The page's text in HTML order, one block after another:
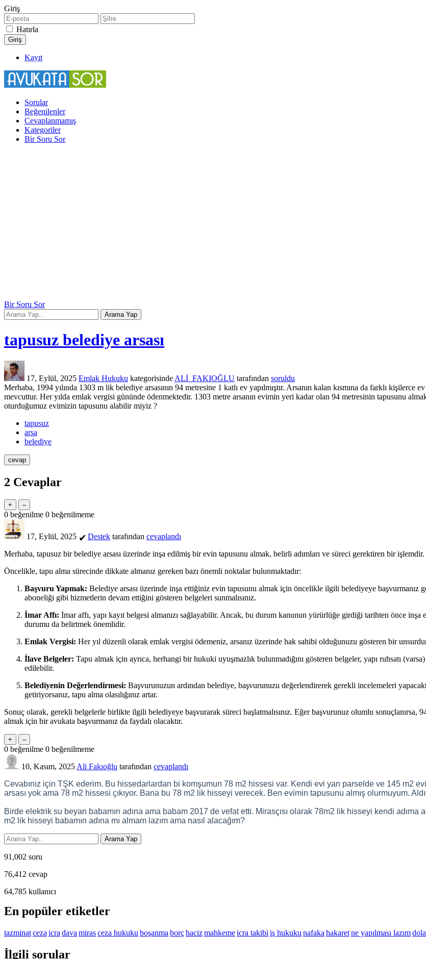
Giriş
Hatırla
Kayıt
Sorular
Beğenilenler
Cevaplanmamış
Kategoriler
Bir Soru Sor
Bir Soru Sor
tapusuz belediye arsası
17, Eylül, 2025 Emlak Hukuku kategorisinde ALİ_FAKIOĞLU tarafından soruldu
Merhaba, 1994 yılında 1303 m lik belediye arsasının 94 metresine 1 katlı ev yapılmıştır. Arsanın kalan kısmına da farklı kişilerce
mevcuttur. Her yılda emlak vergisi gününde ödenmektedir. 1303 metre arsanın evimin yeri kadar olan 94 metresinin tapusunu
oturduğumuz evimizin tapusunu alabilir miyiz ?
tapusuz
arsa
belediye
2 Cevaplar
0 beğenilme 0 beğenilmeme
17, Eylül, 2025 ✔ Destek tarafından cevaplandı
Merhaba, tapusuz bir belediye arsası üzerinde inşa edilmiş bir evin tapusunu almak, belirli adımları ve süreci gerektiren bir işlemdir.
Öncelikle, tapu alma sürecinde dikkate almanız gereken bazı önemli noktalar bulunmaktadır:
Başvuru Yapmak: Belediye arsası üzerinde inşa ettiğiniz evin tapusunu almak için öncelikle ilgili belediyeye
aboneliği gibi hizmetlerin devam ettiğini gösteren belgeleri sunmalısınız.
İmar Affı: İmar affı, yapı kayıt belgesi almanızı sağlayabilir. Ancak, bu durum kanunun yürürlüğe girdiği tarihten önce
durumu da belirtmek önemlidir.
Emlak Vergisi: Her yıl düzenli olarak emlak vergisi ödemeniz, arsanız üzerinde hak sahibi olduğunuzu gösteren bir
İlave Belgeler: Tapu almak için ayrıca, herhangi bir hukuki uyuşmazlık bulunmadığını gösteren belgeler, yapı ruhsatı
edilebilir.
Belediyenin Değerlendirmesi: Başvurunuzun ardından belediye, başvurunuzu değerlendirerek gerekli incelemeleri
getiriyorsanız, tapu alma olasılığınız artar.
Sonuç olarak, gerekli belgelerle birlikte ilgili belediyeye başvurarak süreci başlatmalısınız. Eğer başvurunuz olumlu sonuçlanırsa,
almak için bir avukata başvurmanız da faydalı olacaktır.
0 beğenilme 0 beğenilmeme
10, Kasım, 2025 Ali Fakıoğlu tarafından cevaplandı
Cevabınız için TŞK ederim. Bu hissedarlardan bi komşumun 78 m2 hissesi var. Kendi evi yan parselde ve 145 m2
arsası yok ama 78 m2 hissesi çıkıyor. Bana bu 78 m2 lik hisseyi verecek. Ben evimin tapusunu almış olurmuyum.
Birde elektrik su beyan babamın adına ama babam 2017 de vefat etti. Mirasçısı olarak 78m2 lik hisseyi kendi
m2 lik hisseyi babamın adına mı almam lazım ama nasıl alacağım?
91,002 soru
76,412 cevap
64,785 kullanıcı
En popüler etiketler
tazminatceza icra dava mirasceza hukuku boşanma borçhacizmahkemeicra takibi iş hukuku nafaka hakaretne yapılması lazım
İlgili sorular